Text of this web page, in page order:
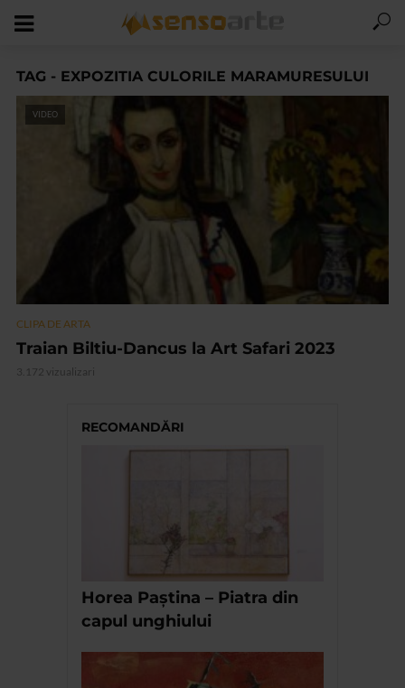
TAG - EXPOZITIA CULORILE MARAMURESULUI
VIDEO
CLIPA DE ARTA
Traian Biltiu-Dancus la Art Safari 2023
3.172 vizualizari
RECOMANDĂRI
Horea Paștina – Piatra din
capul unghiului